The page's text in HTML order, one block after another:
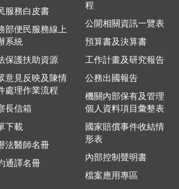
服務白皮書
部便民服務線上
系統
保護扶助資源
意見反映及陳情
處理作業流程
長信箱
下載
法醫師名冊
通譯名冊
程
公開相關資訊一覽表
預算書及決算書
工作計畫及研究報告
公務出國報告
機關內部保有及管理
個人資料項目彙整表
國家賠償事件收結情
形表
內部控制聲明書
檔案應用專區